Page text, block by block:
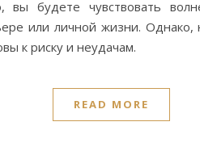
будете чувствовать
или личной жизни.
к риску и неудачам.
READ MORE